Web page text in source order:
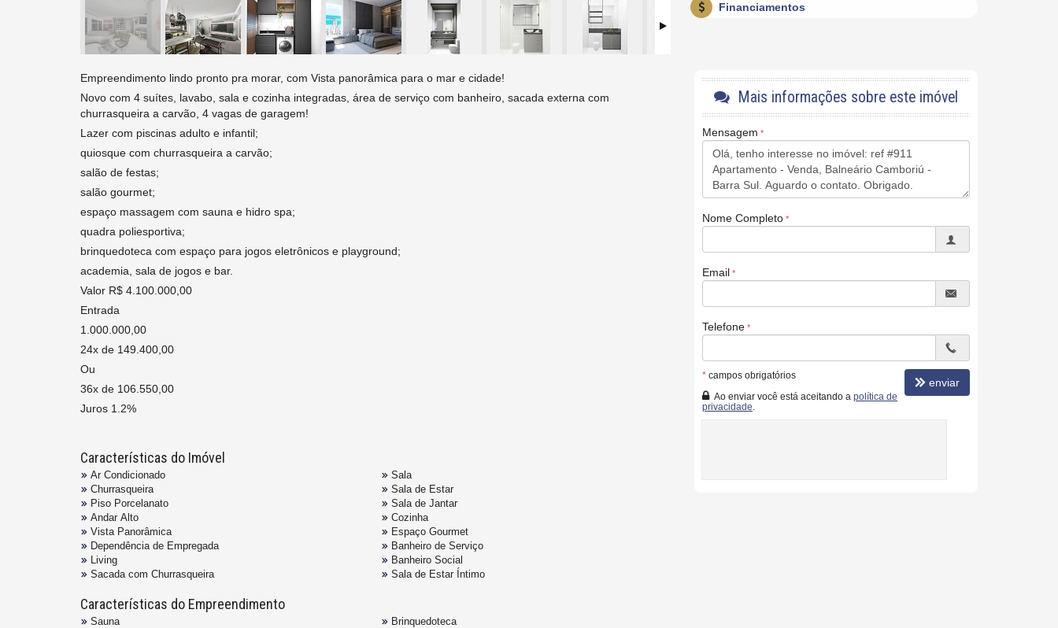
Financiamentos
Empreendimento lindo pronto pra morar, com Vista panorâmica para o mar e cidade!
Novo com 4 suítes, lavabo, sala e cozinha integradas, área de serviço com banheiro, sacada externa com
churrasqueira a carvão, 4 vagas de garagem!
Lazer com piscinas adulto e infantil;
quiosque com churrasqueira a carvão;
salão de festas;
salão gourmet;
espaço massagem com sauna e hidro spa;
quadra poliesportiva;
brinquedoteca com espaço para jogos eletrônicos e playground;
academia, sala de jogos e bar.
Valor R$ 4.100.000,00
Entrada
1.000.000,00
24x de 149.400,00
Ou
36x de 106.550,00
Juros 1.2%
Características do Imóvel
Ar Condicionado
Churrasqueira
Piso Porcelanato
Andar Alto
Vista Panorâmica
Dependência de Empregada
Living
Sacada com Churrasqueira
Sala
Sala de Estar
Sala de Jantar
Cozinha
Espaço Gourmet
Banheiro de Serviço
Banheiro Social
Sala de Estar Íntimo
Características do Empreendimento
Sauna
Brinquedoteca
Mais informações sobre este imóvel
Mensagem
Nome Completo
Email
Telefone
* campos obrigatórios
Ao enviar você está aceitando a política de
privacidade
enviar